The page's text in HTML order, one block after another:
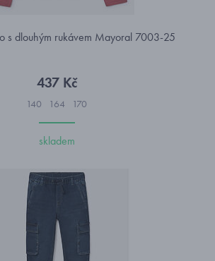
s dlouhým rukávem Mayoral 7003-25
437 Kč
140 164 170
skladem